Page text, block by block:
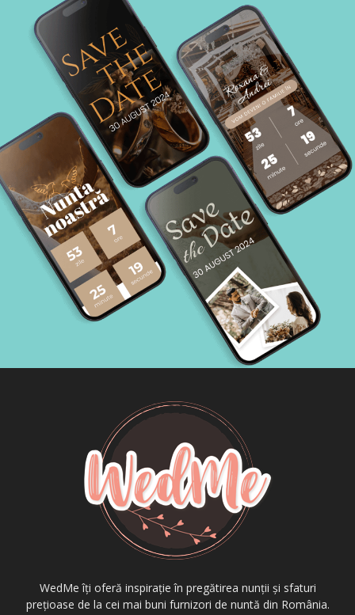
WedMe îți oferă inspirație în pregătirea nunții și sfaturi
prețioase de la cei mai buni furnizori de nuntă din România.